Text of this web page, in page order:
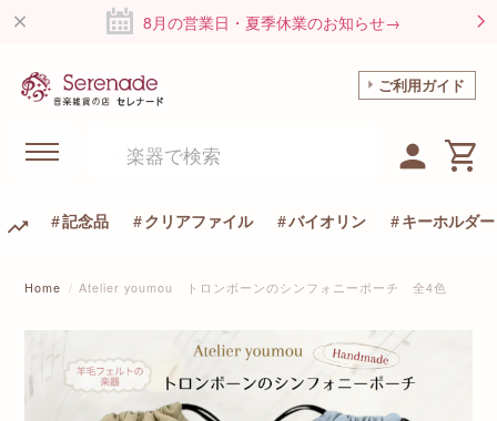
8月の営業日・夏季休業のお知らせ→
ご利用ガイド
記念品 クリアファイル バイオリン キーホルダー
Home Atelier youmou トロンボーンのシンフォニーポーチ 全4色